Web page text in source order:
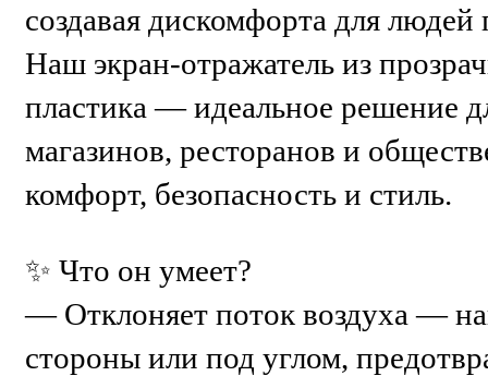
создавая дискомфорта для
Наш экран-отражатель из
пластика — идеальное решение
магазинов, ресторанов и
комфорт, безопасность и стиль.
✨ Что он умеет?
— Отклоняет поток воздуха —
стороны или под углом,